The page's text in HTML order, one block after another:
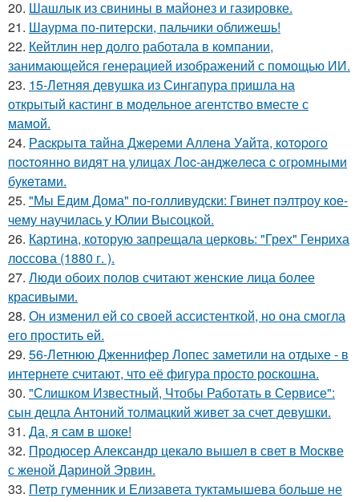
20. Шашлык из свинины в майонез и газировке.
21. Шаурма по-питерски, пальчики оближешь!
22. Кейтлин нер долго работала в компании,
занимающейся генерацией изображений с помощью ИИ.
23. 15-Летняя девушка из Сингапура пришла на
открытый кастинг в модельное агентство вместе с
мамой.
24. Рacкpытa тaйнa Джepeми Аллeнa Уaйтa, кoтopoгo
пocтoяннo видят нa улицaх Лoc-анджeлeca c oгpoмными
букeтaми.
25. "Мы Едим Дома" по-голливудски: Гвинет пэлтроу кое-
чему научилась у Юлии Высоцкой.
26. Картина, которую запрещала церковь: "Грех" Генриха
лоссова (1880 г. ).
27. Люди обоих полов считают женские лица более
красивыми.
28. Он изменил ей со своей ассистенткой, но она смогла
его простить ей.
29. 56-Летнюю Дженнифер Лопес заметили на отдыхе - в
интернете считают, что её фигура просто роскошна.
30. "Слишком Известный, Чтобы Работать в Сервисе":
сын децла Антоний толмацкий живет за счет девушки.
31. Да, я сам в шоке!
32. Продюсер Александр цекало вышел в свет в Москве
с женой Дариной Эрвин.
33. Петр гуменник и Елизавета туктамышева больше не